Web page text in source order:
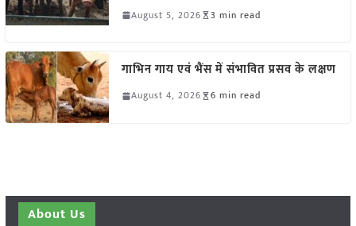
August 5, 2026 3 min read
गाभिन गाय एवं भैंस में संभावित प्रसव के लक्षण
August 4, 2026 6 min read
About Us